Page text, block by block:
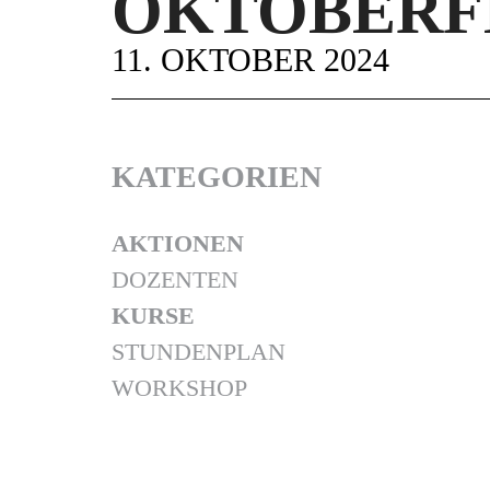
11. OKTOBER 2024
KATEGORIEN
AKTIONEN
DOZENTEN
KURSE
STUNDENPLAN
WORKSHOP